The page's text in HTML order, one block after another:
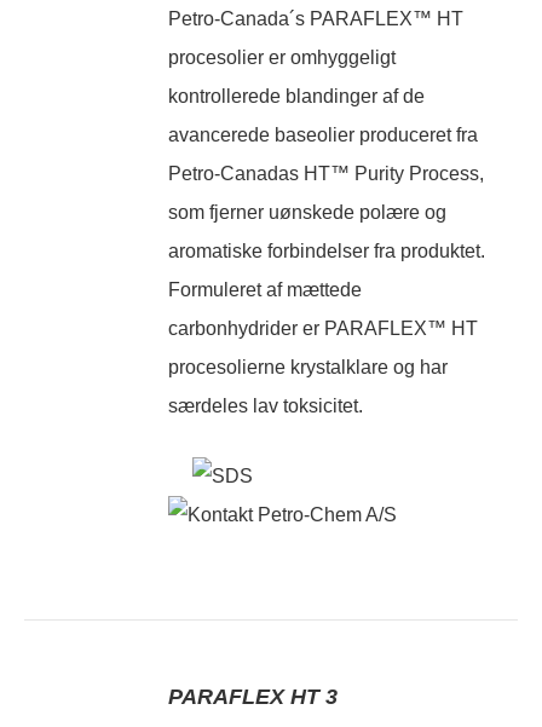
Petro-Canada´s PARAFLEX™ HT
procesolier er omhyggeligt
kontrollerede blandinger af de
avancerede baseolier produceret fra
Petro-Canadas HT™ Purity Process,
som fjerner uønskede polære og
aromatiske forbindelser fra produktet.
Formuleret af mættede
carbonhydrider er PARAFLEX™ HT
procesolierne krystalklare og har
særdeles lav toksicitet.
PARAFLEX HT 3